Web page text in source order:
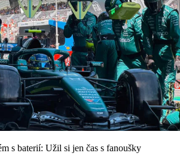
s baterií: Užil si jen čas s fanoušky